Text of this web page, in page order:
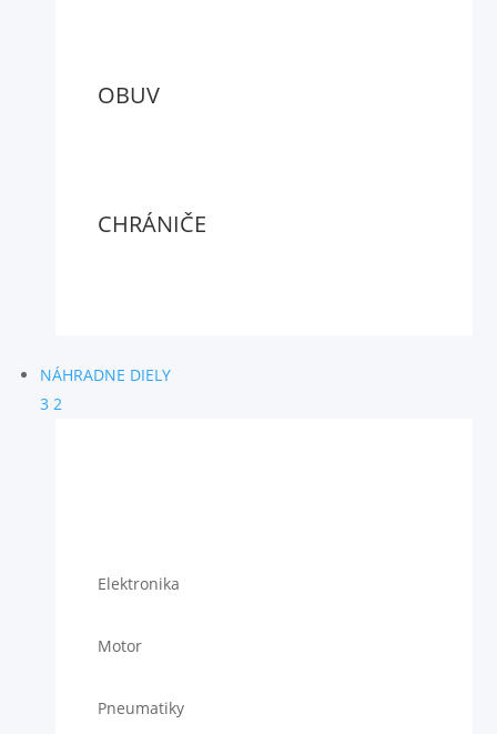
OBUV
CHRÁNIČE
NÁHRADNE DIELY
3 2
Elektronika
Motor
Pneumatiky